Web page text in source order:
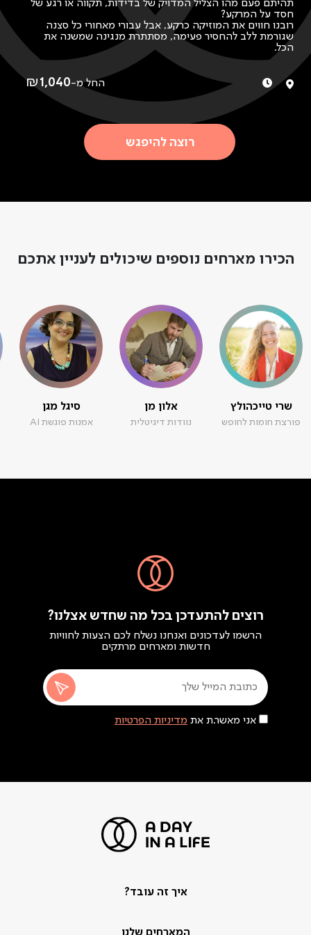
תהיתם פעם מהו הצליל המדויק של בדידות, תקווה או רגע של
חסד על המרקע?
רובנו חווים את המוזיקה כרקע, אבל עבורי מאחורי כל סצנה
שגורמת ללב להחסיר פעימה, מסתתרת מנגינה שמשנה את
הכל.
כפסנתרנית ומלחינה לקולנוע ולטלוויזיה, אני חיה בחיבור שבין
התסריט לצליל: מתרגמת רגשות גולמיים לפסקול שמעניק
ליצירה את הנשמה שלה.
אני מזמינה אתכם להצטרף לקצב העבודה היומי שלי; ניגש יחד
אל הפסנתר ונפצח את הקוד הרגשי שמשלים תסריט במנגינה.
נבחין איך בחירה בתו בודד משנה את האטמוספירה בחדר
ומספרת את מה שהמילים לא יכולות. זו הזמנה נדירה להשתתף
בתהליך היצירה, לגלות איך רעיון הופך להרמוניה, ולחזור לשגרה
עם תדר חדש של הקשבה ותובנות על הפסקול שמלווה את
החל מ-1,040
₪
רוצה להיפגש
הכירו מארחים נוספים שיכולים לעניין אתכם
שרי טייכהולץ
פורצת חומות לחופש
אלון מן
נוודות דיגיטלית
סיגל מגן
אמנות פוגשת AI
רוצים להתעדכן בכל מה שחדש אצלנו?
הרשמו לעדכונים ואנחנו נשלח לכם הצעות לחוויות
חדשות ומארחים מרתקים
אני מאשר.ת את מדיניות הפרטיות
איך זה עובד?